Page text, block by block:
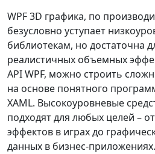
WPF 3D графика, по
безусловно уступает
библиотекам, но достаточна
реалистичных объемных
API WPF, можно строить
на основе понятного
XAML. Высокоуровневые
подходят для любых целей –
эффектов в играх до
данных в бизнес-приложениях.